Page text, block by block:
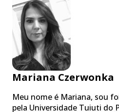
Mariana Czerwonka
Meu nome é Mariana, sou
pela Universidade Tuiuti do